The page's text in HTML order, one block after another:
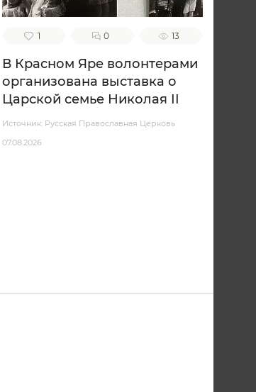
1 0 13
В Красном Яре волонтерами
организована выставка о
Царской семье Николая II
Источник: Русская Православная Церковь
07.08.2026